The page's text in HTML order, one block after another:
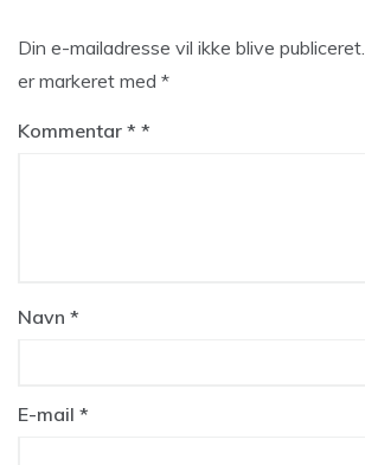
Din e-mailadresse vil ikke blive publiceret.
er markeret med *
Kommentar *
Navn *
E-mail *